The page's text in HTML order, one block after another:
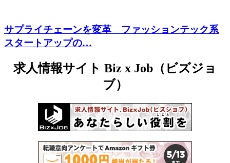
サプライチェーンを変革 ファッションテック系
スタートアップの…
求人情報サイト Biz x Job（ビズジョ
ブ）